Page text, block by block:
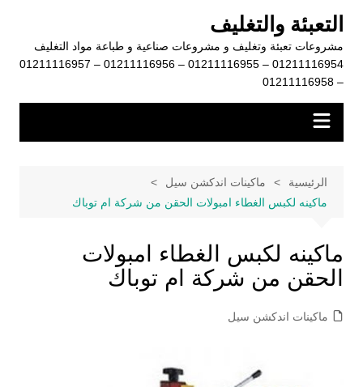
المحتوى
التعبئة والتغليف
مشروعات تعبئة وتغليف و مشروعات صناعية و طباعة مواد التغليف
01211116954 – 01211116955 – 01211116956 – 01211116957
– 01211116958
الرئيسية
ماكينات اندكشن سيل
ماكينه لكبس الغطاء امبولات الحقن من شركة ام توباك
ماكينه لكبس الغطاء امبولات
الحقن من شركة ام توباك
ماكينات اندكشن سيل